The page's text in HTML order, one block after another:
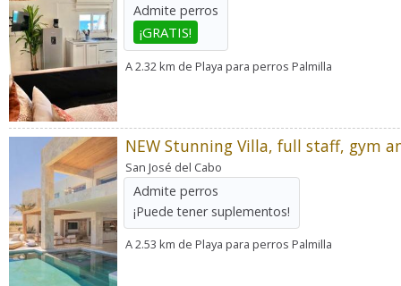
Admite perros
¡GRATIS!
A 2.32 km de Playa para perros Palmilla
San José del Cabo
Admite perros
¡Puede tener suplementos!
A 2.53 km de Playa para perros Palmilla